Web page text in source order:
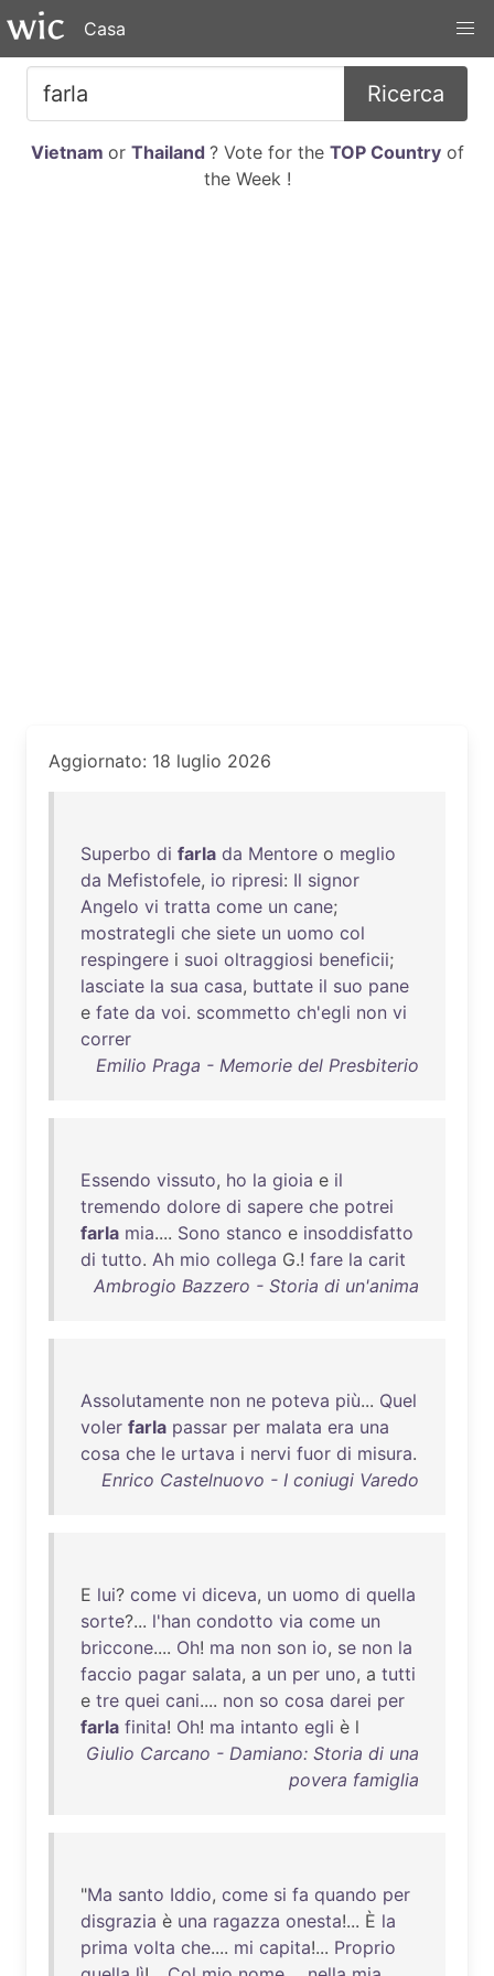
Casa
Ricerca
Vietnam or Thailand ? Vote for the TOP Countryof
the Week !
Aggiornato: 18 luglio 2026
Superbo di farla da Mentore o meglio
da Mefistofele, io ripresi: Il signor
Angelo vi tratta come un cane;
mostrategli che siete un uomo col
respingere i suoi oltraggiosi beneficii;
lasciate la sua casa, buttate il suo pane
e fate da voi. scommetto ch'egli non vi
correr
Emilio Praga - Memorie del Presbiterio
Essendo vissuto, ho la gioia e il
tremendo dolore di sapere che potrei
farla mia.... Sono stanco e insoddisfatto
di tutto. Ah mio collega G.! fare la carit
Ambrogio Bazzero - Storia di un'anima
Assolutamente non ne poteva più... Quel
voler farla passar per malata era una
cosa che le urtava i nervi fuor di misura.
Enrico Castelnuovo - I coniugi Varedo
E lui? come vi diceva, un uomo di quella
sorte?... l'han condotto via come un
briccone.... Oh! ma non son io, se non la
faccio pagar salata, a un per uno, a tutti
e tre quei cani.... non so cosa darei per
farla finita! Oh! ma intanto egli è l
Giulio Carcano - Damiano: Storia di una
povera famiglia
"Ma santo Iddio, come si fa quando per
disgrazia è una ragazza onesta!... È la
prima volta che.... mi capita!... Proprio